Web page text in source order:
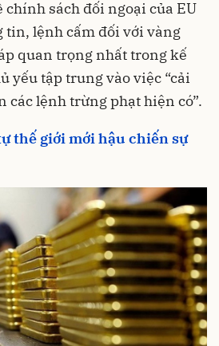
chính sách đối ngoại của EU
tin, lệnh cấm đối với vàng
quan trọng nhất trong kế
yếu tập trung vào việc “cải
các lệnh trừng phạt hiện có”.
thế giới mới hậu chiến sự